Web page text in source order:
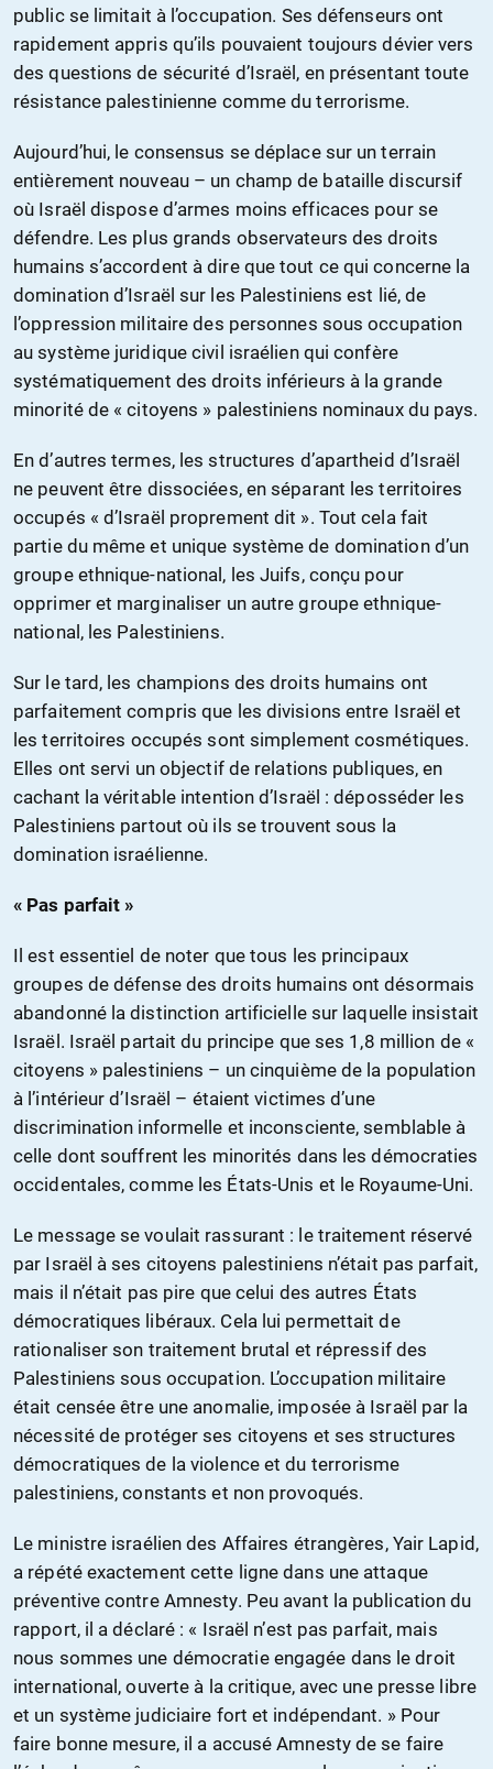
public se limitait à l’occupation. Ses défenseurs ont
rapidement appris qu’ils pouvaient toujours dévier vers
des questions de sécurité d’Israël, en présentant toute
résistance palestinienne comme du terrorisme.
Aujourd’hui, le consensus se déplace sur un terrain
entièrement nouveau – un champ de bataille discursif
où Israël dispose d’armes moins efficaces pour se
défendre. Les plus grands observateurs des droits
humains s’accordent à dire que tout ce qui concerne la
domination d’Israël sur les Palestiniens est lié, de
l’oppression militaire des personnes sous occupation
au système juridique civil israélien qui confère
systématiquement des droits inférieurs à la grande
minorité de « citoyens » palestiniens nominaux du pays.
En d’autres termes, les structures d’apartheid d’Israël
ne peuvent être dissociées, en séparant les territoires
occupés « d’Israël proprement dit ». Tout cela fait
partie du même et unique système de domination d’un
groupe ethnique-national, les Juifs, conçu pour
opprimer et marginaliser un autre groupe ethnique-
national, les Palestiniens.
Sur le tard, les champions des droits humains ont
parfaitement compris que les divisions entre Israël et
les territoires occupés sont simplement cosmétiques.
Elles ont servi un objectif de relations publiques, en
cachant la véritable intention d’Israël : déposséder les
Palestiniens partout où ils se trouvent sous la
domination israélienne.
« Pas parfait »
Il est essentiel de noter que tous les principaux
groupes de défense des droits humains ont désormais
abandonné la distinction artificielle sur laquelle insistait
Israël. Israël partait du principe que ses 1,8 million de «
citoyens » palestiniens – un cinquième de la population
à l’intérieur d’Israël – étaient victimes d’une
discrimination informelle et inconsciente, semblable à
celle dont souffrent les minorités dans les démocraties
occidentales, comme les États-Unis et le Royaume-Uni.
Le message se voulait rassurant : le traitement réservé
par Israël à ses citoyens palestiniens n’était pas parfait,
mais il n’était pas pire que celui des autres États
démocratiques libéraux. Cela lui permettait de
rationaliser son traitement brutal et répressif des
Palestiniens sous occupation. L’occupation militaire
était censée être une anomalie, imposée à Israël par la
nécessité de protéger ses citoyens et ses structures
démocratiques de la violence et du terrorisme
palestiniens, constants et non provoqués.
Le ministre israélien des Affaires étrangères, Yair Lapid,
a répété exactement cette ligne dans une attaque
préventive contre Amnesty. Peu avant la publication du
rapport, il a déclaré : « Israël n’est pas parfait, mais
nous sommes une démocratie engagée dans le droit
international, ouverte à la critique, avec une presse libre
et un système judiciaire fort et indépendant. » Pour
faire bonne mesure, il a accusé Amnesty de se faire